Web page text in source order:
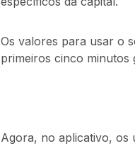
Os valores para usar o
primeiros cinco minutos
Agora, no aplicativo, os